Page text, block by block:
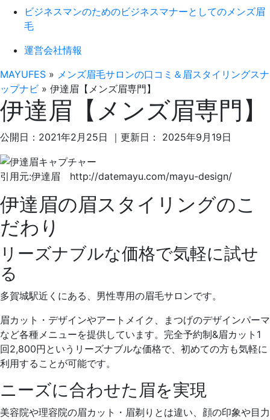
ビジネスマンのためのビジネスマナーとしてのメンズ眉
毛
運営会社情報
MAYUFES » メンズ眉毛サロンの口コミ＆眉スタイリングスナ
ップナビ » 伊達眉【メンズ眉専門】
伊達眉【メンズ眉専門】
公開日： 2021年2月25日 ｜更新日： 2025年9月19日
引用元:伊達眉 http://datemayu.com/mayu-design/
伊達眉の眉スタイリングのこ
だわり
リーズナブルな価格で気軽に試せ
る
多賀城駅近くにある、男性専用の眉毛サロンです。
眉カット・デザインやアートメイク、まつげのデザインパーマ
など各種メニューを提供しています。完全予約制&眉カット1
回2,800円というリーズナブルな価格で、初めての方も気軽に
利用することが可能です。
ニーズに合わせた眉を実現
美容院や理容院の眉カット・眉剃りとは違い、 顔の印象や目力